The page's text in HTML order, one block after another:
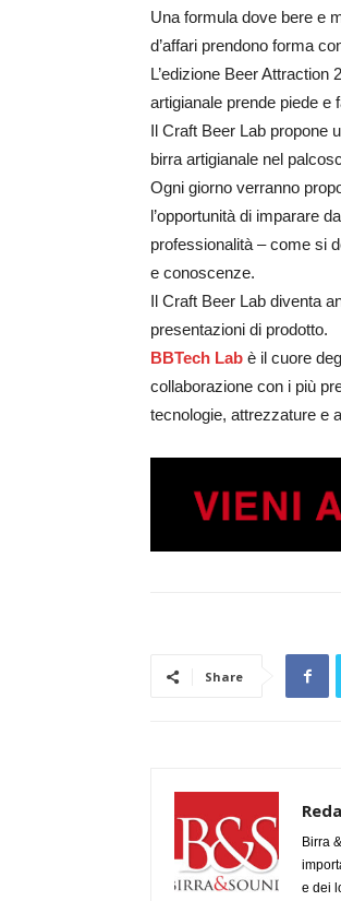
Una formula dove bere e
d’affari prendono forma
L’edizione Beer Attraction
artigianale prende piede e
Il Craft Beer Lab propone
birra artigianale nel
Ogni giorno verranno
l’opportunità di imparare
professionalità – come si
e conoscenze.
Il Craft Beer Lab diventa
presentazioni di prodotto.
BBTech Lab è il cuore
collaborazione con i più
tecnologie, attrezzature e
Share
Birra
e dei